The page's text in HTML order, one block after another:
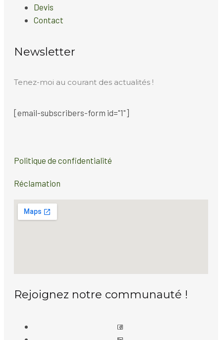
Devis
Contact
Newsletter
Tenez-moi au courant des actualités !
[email-subscribers-form id="1"]
Politique de confidentialité
Réclamation
Rejoignez notre communauté !